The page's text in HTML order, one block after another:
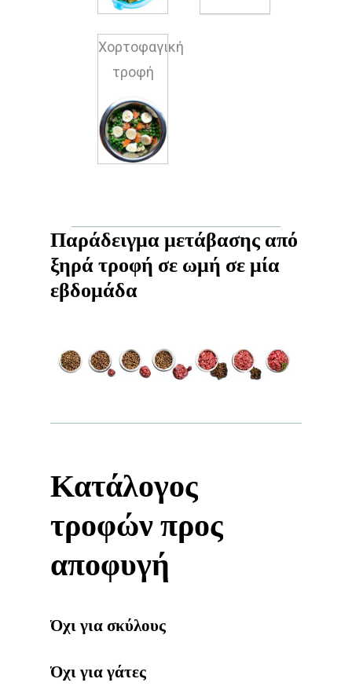
Χορτοφαγική
τροφή
Παράδειγμαμετάβασης από
ξηράτροφή σε ωμή σεμία
εβδομάδα
Κατάλογος
τροφώνπρος
αποφυγή
Όχι για σκύλους
Όχι για γάτες